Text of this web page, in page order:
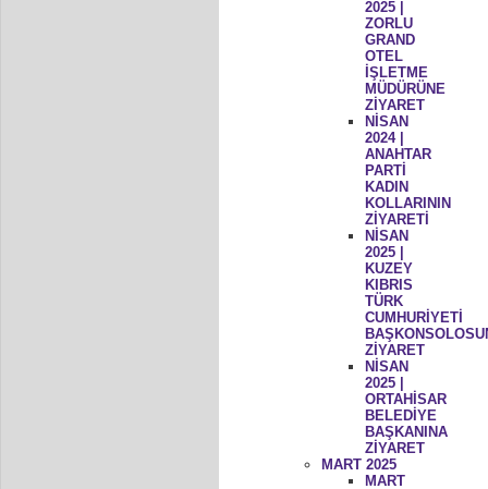
2025 |
ZORLU
GRAND
OTEL
İŞLETME
MÜDÜRÜNE
ZİYARET
NİSAN
2024 |
ANAHTAR
PARTİ
KADIN
KOLLARININ
ZİYARETİ
NİSAN
2025 |
KUZEY
KIBRIS
TÜRK
CUMHURİYETİ
ZİYARET
NİSAN
2025 |
ORTAHİSAR
BELEDİYE
BAŞKANINA
ZİYARET
MART 2025
MART